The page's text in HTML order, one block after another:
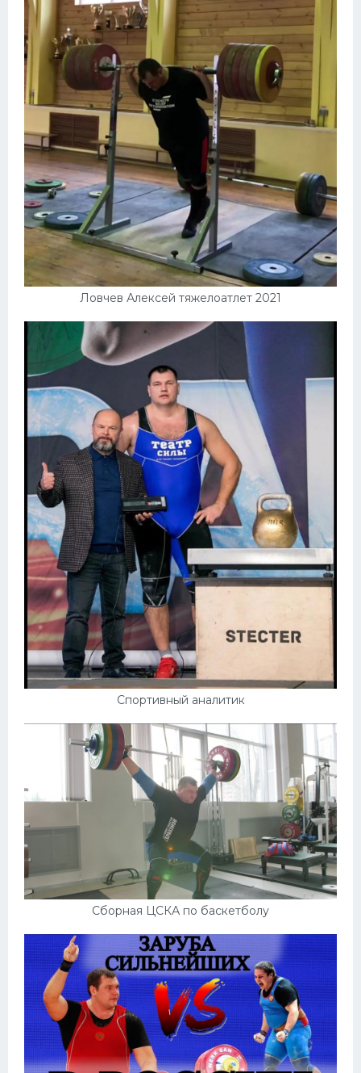
Ловчев Алексей тяжелоатлет 2021
Спортивный аналитик
Сборная ЦСКА по баскетболу